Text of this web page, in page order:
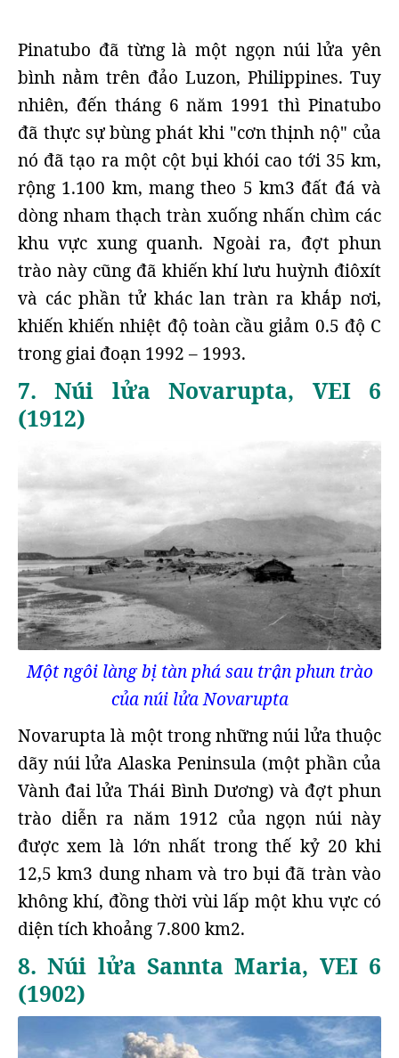
Pinatubo đã từng là một ngọn núi lửa yên
bình nằm trên đảo Luzon, Philippines. Tuy
nhiên, đến tháng 6 năm 1991 thì Pinatubo
đã thực sự bùng phát khi "cơn thịnh nộ" của
nó đã tạo ra một cột bụi khói cao tới 35 km,
rộng 1.100 km, mang theo 5 km3 đất đá và
dòng nham thạch tràn xuống nhấn chìm các
khu vực xung quanh. Ngoài ra, đợt phun
trào này cũng đã khiến khí lưu huỳnh điôxít
và các phần tử khác lan tràn ra khắp nơi,
khiến khiến nhiệt độ toàn cầu giảm 0.5 độ C
trong giai đoạn 1992 – 1993.
7. Núi lửa Novarupta, VEI 6
(1912)
Một ngôi làng bị tàn phá sau trận phun trào
của núi lửa Novarupta
Novarupta là một trong những núi lửa thuộc
dãy núi lửa Alaska Peninsula (một phần của
Vành đai lửa Thái Bình Dương) và đợt phun
trào diễn ra năm 1912 của ngọn núi này
được xem là lớn nhất trong thế kỷ 20 khi
12,5 km3 dung nham và tro bụi đã tràn vào
không khí, đồng thời vùi lấp một khu vực có
diện tích khoảng 7.800 km2.
8. Núi lửa Sannta Maria, VEI 6
(1902)